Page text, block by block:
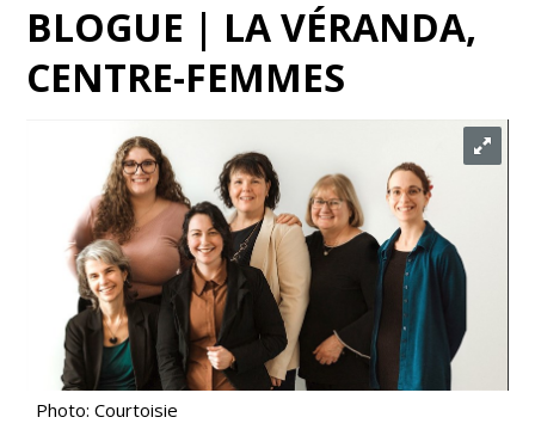
BLOGUE | LA VÉRANDA,
CENTRE-FEMMES
Photo: Courtoisie